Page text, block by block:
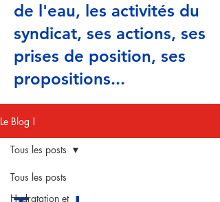
de l'eau, les activités du
syndicat, ses actions, ses
prises de position, ses
propositions...
Le Blog !
Tous les posts
Hydratation et
Tous les posts